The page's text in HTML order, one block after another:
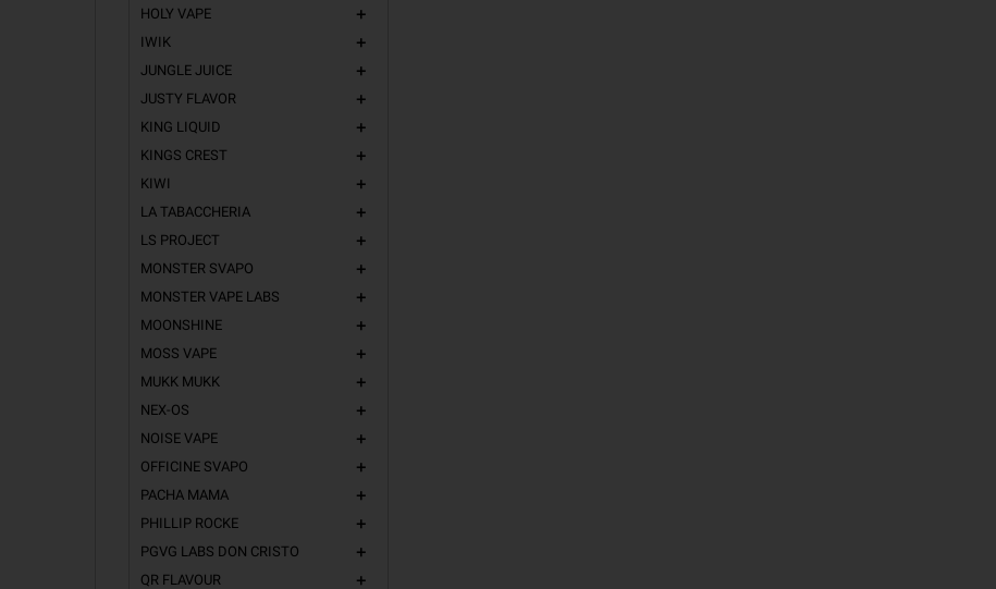
HOLY VAPE add
IWIK add
JUNGLE JUICE add
JUSTY FLAVOR add
KING LIQUID add
KINGS CREST add
KIWI add
LA TABACCHERIA add
LS PROJECT add
MONSTER SVAPO add
MONSTER VAPE LABS add
MOONSHINE add
MOSS VAPE add
MUKK MUKK add
NEX-OS add
NOISE VAPE add
OFFICINE SVAPO add
PACHA MAMA add
PHILLIP ROCKE add
PGVG LABS DON CRISTO add
QR FLAVOUR add